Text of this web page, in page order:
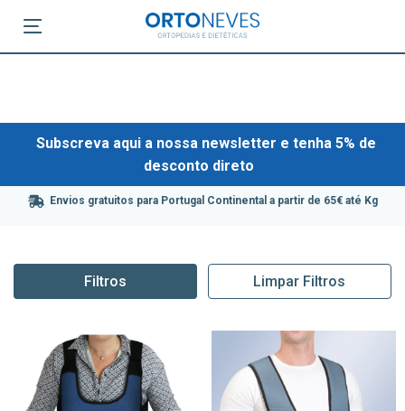
Subscreva aqui a nossa newsletter e tenha 5% de
desconto direto
Envios gratuitos para Portugal Continental a partir de 65€ até Kg
Filtros Limpar Filtros